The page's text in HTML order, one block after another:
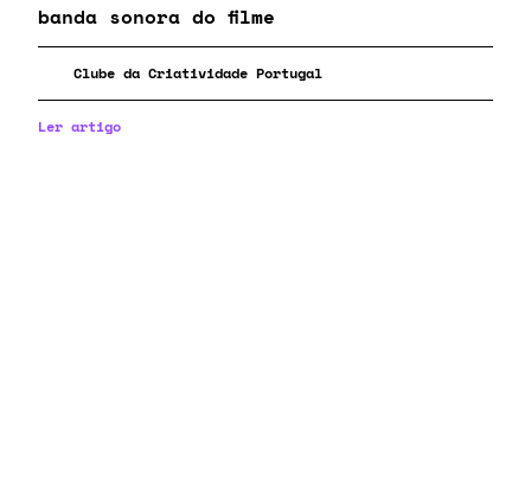
banda sonora do filme
Clube da Criatividade Portugal
Ler artigo